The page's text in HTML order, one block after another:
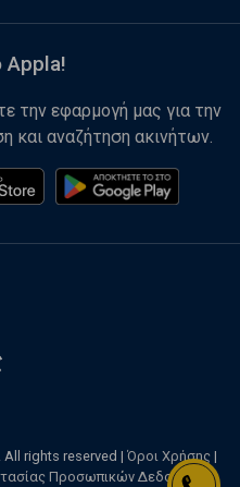
Appla!
την εφαρμογή μας για την
και αναζήτηση ακινήτων.
rights reserved | Όροι Χρήσης |
Προσωπικών Δεδομένων